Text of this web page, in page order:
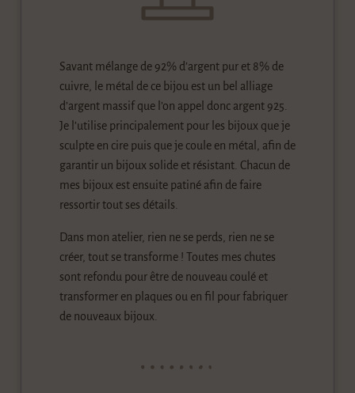
Savant mélange de 92% d’argent pur et 8% de
cuivre, le métal de ce bijou est un bel alliage
d’argent massif que l’on appel donc argent 925.
Je l’utilise principalement pour les bijoux que je
sculpte en cire puis que je coule en métal, afin de
garantir un bijoux solide et résistant. Chacun de
mes bijoux est ensuite patiné afin de faire
ressortir tout ses détails.
Dans mon atelier, rien ne se perds, rien ne se
créer, tout se transforme ! Toutes mes chutes
sont refondu pour être de nouveau coulé et
transformer en plaques ou en fil pour fabriquer
de nouveaux bijoux.